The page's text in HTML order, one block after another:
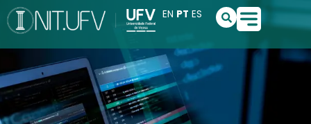
para
conteúdo
EN PT ES S
e
a
c